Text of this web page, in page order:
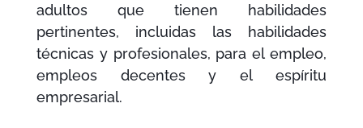
adultos que tienen habilidades
pertinentes, incluidas las habilidades
técnicas y profesionales, para el empleo,
empleos decentes y el espíritu
empresarial.